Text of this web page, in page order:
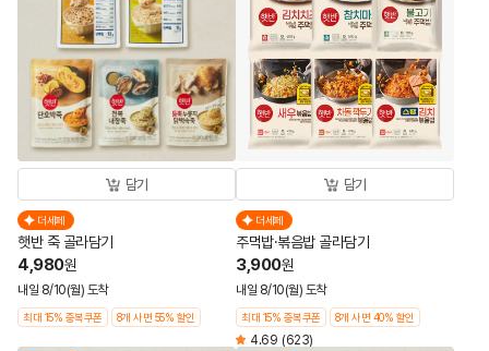
담기
더세페
햇반 죽 골라담기
4,980원
내일 8/10(월) 도착
최대 15% 중복쿠폰 8개 사면 55% 할인
담기
더세페
주먹밥·볶음밥 골라담기
3,900원
내일 8/10(월) 도착
최대 15% 중복쿠폰 8개 사면 40% 할인
4.69 (623)